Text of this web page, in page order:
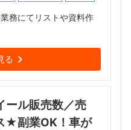
務にてリストや資料作
る
ル販売数／売
★副業OK！車が